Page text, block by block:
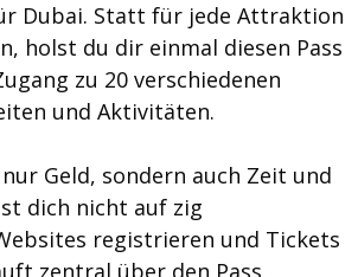
Dubai. Statt für jede Attraktion
holst du dir einmal diesen Pass
zu 20 verschiedenen
und Aktivitäten.
Geld, sondern auch Zeit und
dich nicht auf zig
registrieren und Tickets
zentral über den Pass.